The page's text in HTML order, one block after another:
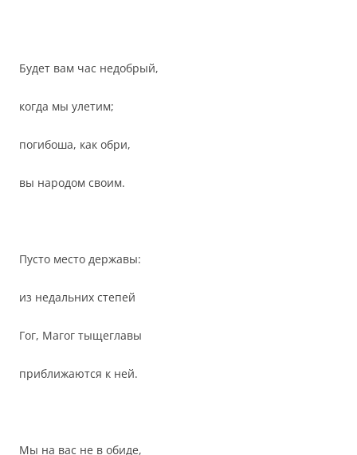
Будет вам час недобрый,
когда мы улетим;
погибоша, как обри,
вы народом своим.
Пусто место державы:
из недальних степей
Гог, Магог тыщеглавы
приближаются к ней.
Мы на вас не в обиде,